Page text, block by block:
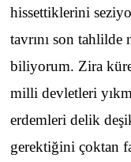
hissettiklerini
tavrını son tahlilde
biliyorum. Zira
milli devletleri
erdemleri delik
gerektiğini çoktan